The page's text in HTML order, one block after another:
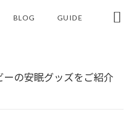
BLOG GUIDE 
の安眠グッズをご紹介